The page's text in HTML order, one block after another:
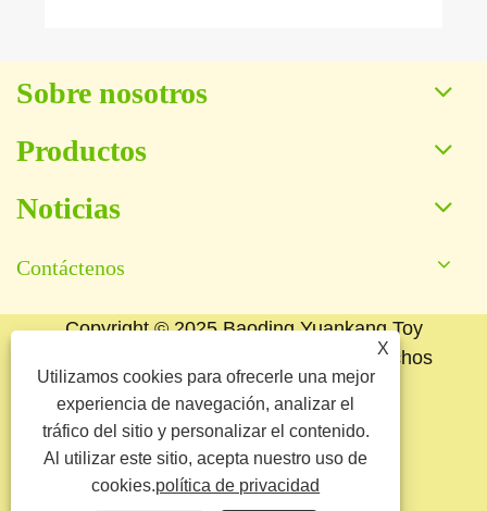
Sobre nosotros
Productos
Noticias
Contáctenos
Copyright © 2025 Baoding Yuankang Toy
Manufacturing Co., Ltd. Todos los derechos
reservados.
Links
Sitemap RSS XML
política de privacidad
X
Utilizamos cookies para ofrecerle una mejor
experiencia de navegación, analizar el
tráfico del sitio y personalizar el contenido.
Al utilizar este sitio, acepta nuestro uso de
cookies.política de privacidad